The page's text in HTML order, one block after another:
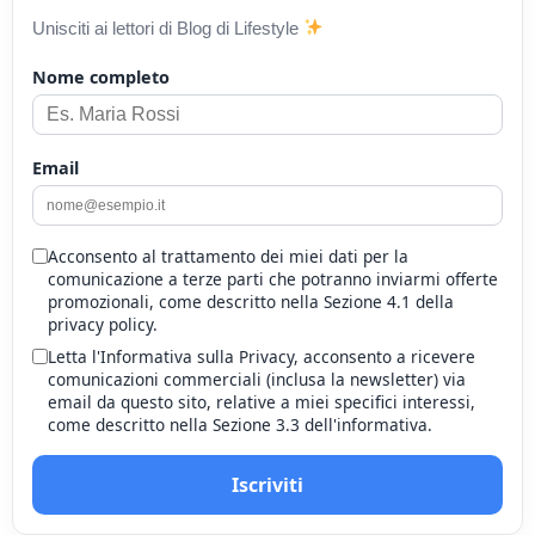
Unisciti ai lettori di Blog di Lifestyle
Nome completo
Email
Acconsento al trattamento dei miei dati per la
comunicazione a terze parti che potranno inviarmi offerte
promozionali, come descritto nella Sezione 4.1 della
privacy policy.
Letta l'Informativa sulla Privacy, acconsento a ricevere
comunicazioni commerciali (inclusa la newsletter) via
email da questo sito, relative a miei specifici interessi,
come descritto nella Sezione 3.3 dell'informativa.
Iscriviti